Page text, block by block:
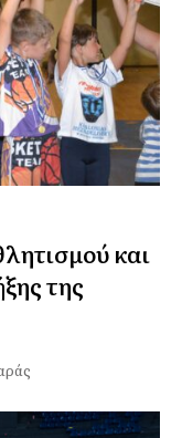
και
της